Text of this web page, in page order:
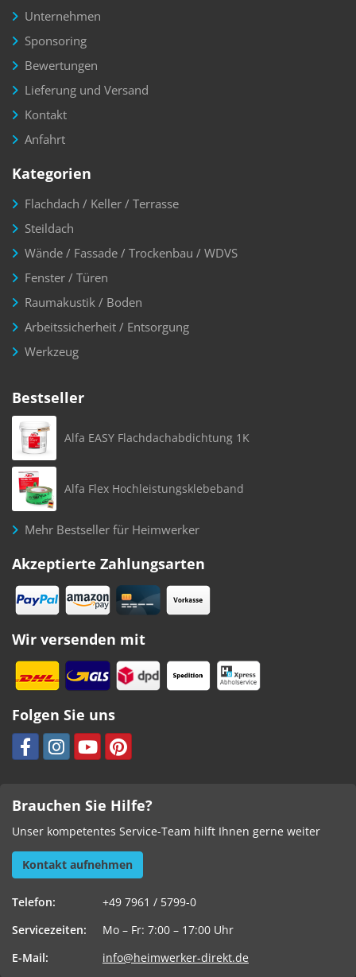
Unternehmen
Sponsoring
Bewertungen
Lieferung und Versand
Kontakt
Anfahrt
Kategorien
Flachdach / Keller / Terrasse
Steildach
Wände / Fassade / Trockenbau / WDVS
Fenster / Türen
Raumakustik / Boden
Arbeitssicherheit / Entsorgung
Werkzeug
Bestseller
Alfa EASY Flachdachabdichtung 1K
Alfa Flex Hochleistungsklebeband
Mehr Bestseller für Heimwerker
Akzeptierte Zahlungsarten
Wir versenden mit
Folgen Sie uns
Brauchen Sie Hilfe?
Unser kompetentes Service-Team hilft Ihnen gerne weiter
Kontakt aufnehmen
Telefon:
+49 7961 / 5799-0
Servicezeiten:
Mo – Fr: 7:00 – 17:00 Uhr
E-Mail:
info@heimwerker-direkt.de